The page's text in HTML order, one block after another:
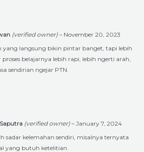
(verified owner) – November 20, 2023
yang langsung bikin pintar banget, tapi lebih
belajarnya lebih rapi, lebih ngerti arah,
sendirian ngejar PTN.
(verified owner) – January 7, 2024
sadar kelemahan sendiri, misalnya ternyata
yang butuh ketelitian.